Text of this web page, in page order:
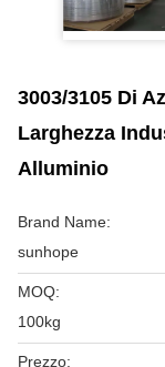
3003/3105 Di
Larghezza
Alluminio
Brand Name:
sunhope
MOQ:
100kg
Prezzo: